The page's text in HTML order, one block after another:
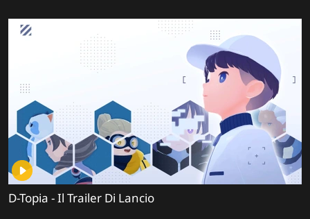
D-Topia - Il Trailer Di Lancio